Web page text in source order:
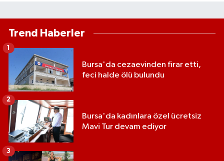
Trend Haberler
Bursa'da cezaevinden firar etti,
feci halde ölü bulundu
1
Bursa'da kadınlara özel ücretsiz
Mavi Tur devam ediyor
2
3